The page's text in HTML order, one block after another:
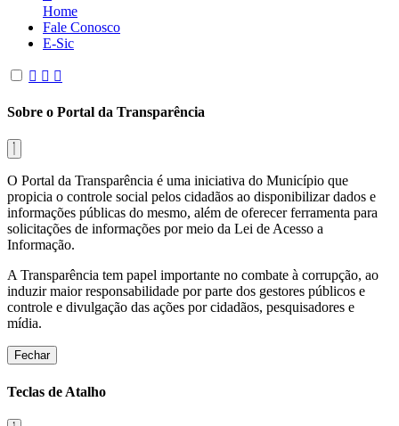
Home
Fale Conosco
E-Sic
Sobre o Portal da Transparência
O Portal da Transparência é uma iniciativa do Município que
propicia o controle social pelos cidadãos ao disponibilizar dados e
informações públicas do mesmo, além de oferecer ferramenta para
solicitações de informações por meio da Lei de Acesso a
Informação.
A Transparência tem papel importante no combate à corrupção, ao
induzir maior responsabilidade por parte dos gestores públicos e
controle e divulgação das ações por cidadãos, pesquisadores e
mídia.
Fechar
Teclas de Atalho